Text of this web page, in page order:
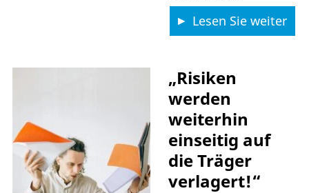
Lesen Sie weiter
„Risiken
werden
weiterhin
einseitig auf
die Träger
verlagert!“